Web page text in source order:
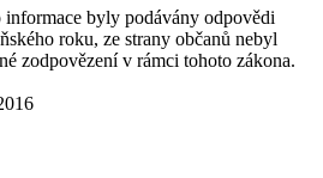
informace byly podávány odpovědi
roku, ze strany občanů nebyl
zodpovězení v rámci tohoto zákona.